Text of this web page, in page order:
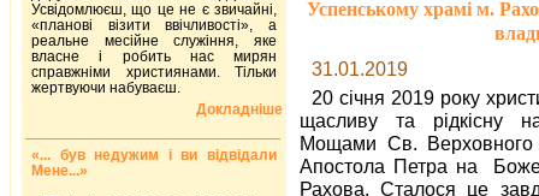
Успенському храмі м.
31.01.2019
20 січня 2019 року
щасливу та рідкісну
Мощами Св. Верховного
Апостола Петра на
Рахова. Сталося це
Усвідомлюєш, що це не є звичайні,
«планові візити ввічливості», а
реальне месійне служіння, яке
власне і робить нас мирян
справжніми християнами. Тільки
жертвуючи набуваєш.
Докладніше
«... був недужим і ви відвідали
Мене...»